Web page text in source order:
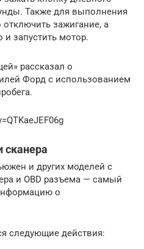
Также для выполнения
зажигание, а
и запустить мотор.
рассказал о
Форд с использованием
и других моделей с
и OBD разъема — самый
о
следующие действия: